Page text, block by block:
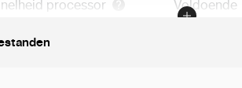
en plaatst ze tegelijkertijd in een
processor
Voldoende